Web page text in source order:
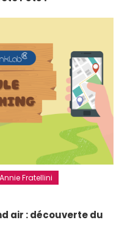
Fratellini
air : découverte du